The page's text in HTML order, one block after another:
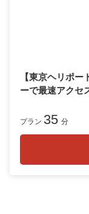
【東京ヘリポ
ーで最速アクセ
プラン 35 分